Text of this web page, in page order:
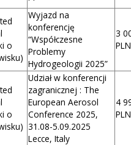
o
Wyjazd na
konferencję
“Współczesne
Problemy
Hydrogeologii 2025”
3
PLN
o
Udział w konferencji
zagranicznej : The
European Aerosol
Conference 2025,
31.08-5.09.2025
Lecce, Italy
4
PLN